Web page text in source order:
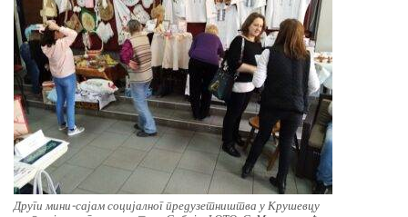
Други мини-сајам социјалног предузетништва у Крушевцу